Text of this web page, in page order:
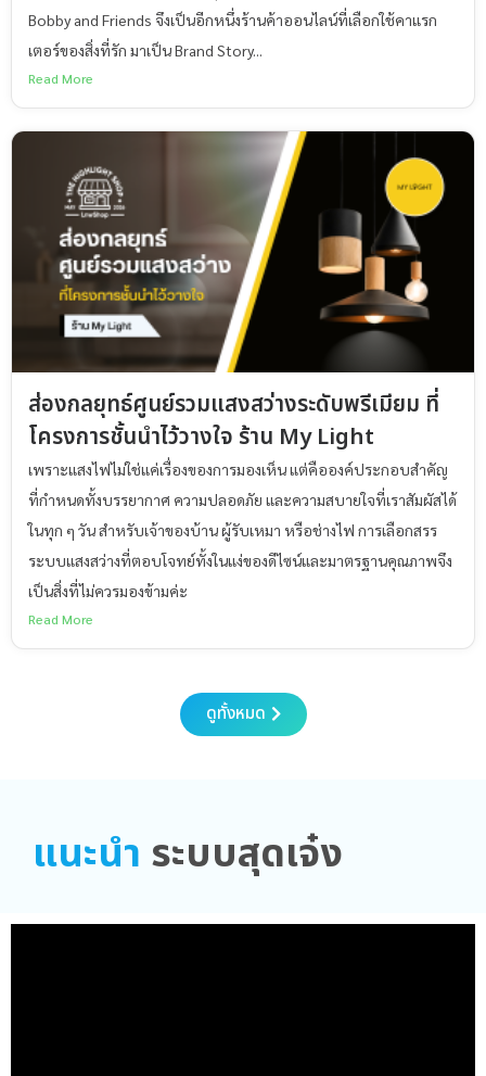
Bobby and Friends จึงเป็นอีกหนึ่งร้านค้าออนไลน์ที่เลือกใช้คาแรก
เตอร์ของสิ่งที่รัก มาเป็น Brand Story...
Read More
ส่องกลยุทธ์ศูนย์รวมแสงสว่างระดับพรีเมียม ที่
โครงการชั้นนำไว้วางใจ ร้าน My Light
เพราะแสงไฟไม่ใช่แค่เรื่องของการมองเห็น แต่คือองค์ประกอบสำคัญ
ที่กำหนดทั้งบรรยากาศ ความปลอดภัย และความสบายใจที่เราสัมผัสได้
ในทุก ๆ วัน สำหรับเจ้าของบ้าน ผู้รับเหมา หรือช่างไฟ การเลือกสรร
ระบบแสงสว่างที่ตอบโจทย์ทั้งในแง่ของดีไซน์และมาตรฐานคุณภาพจึง
เป็นสิ่งที่ไม่ควรมองข้ามค่ะ
Read More
ดูทั้งหมด
แนะนำ ระบบสุดเจ๋ง